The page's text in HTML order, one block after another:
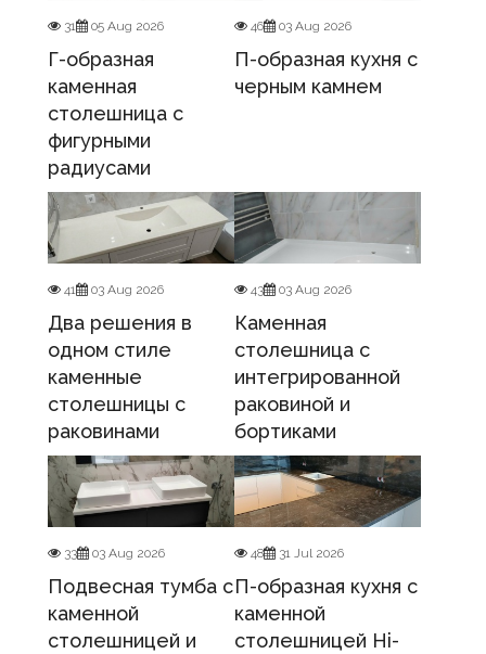
31 05 Aug 2026
Г-образная
каменная
столешница с
фигурными
радиусами
46 03 Aug 2026
П-образная кухня с
черным камнем
41 03 Aug 2026
Два решения в
одном стиле
каменные
столешницы с
раковинами
43 03 Aug 2026
Каменная
столешница с
интегрированной
раковиной и
бортиками
33 03 Aug 2026
Подвесная тумба с
каменной
столешницей и
48 31 Jul 2026
П-образная кухня с
каменной
столешницей Hi-